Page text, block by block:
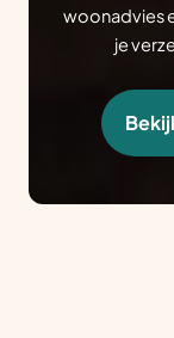
woonadvies
je